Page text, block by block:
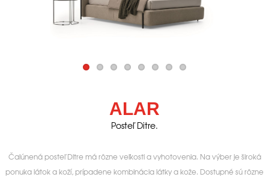
ALAR
Posteľ Ditre.
Čalúnená posteľ Ditre má rôzne veľkosti a vyhotovenia. Na výber je široká
ponuka látok a koží, prípadene kombinácia látky a kože. Dostupné sú rôzne